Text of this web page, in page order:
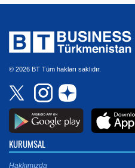
© 2026 BT Tüm hakları saklıdır.
KURUMSAL
Hakkımızda